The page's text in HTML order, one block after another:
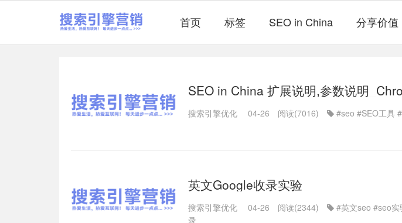
首页 标签 SEO in China 分享价值
SEO in China 扩展说明,参数说明
搜索引擎优化 04-26 阅读(7016) #seo #SEO工具
英文Google收录实验
搜索引擎优化 04-26 阅读(2344) #英文seo #seo实
录